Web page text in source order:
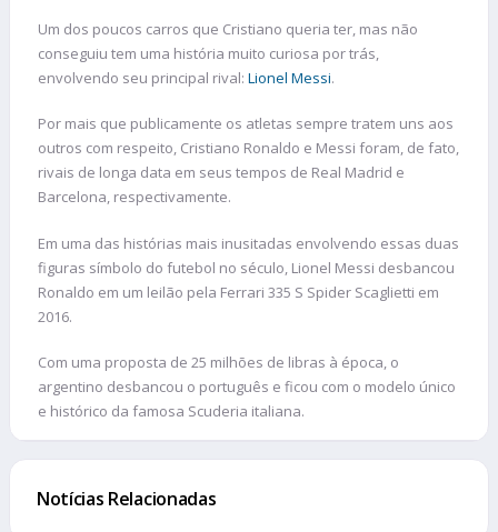
Um dos poucos carros que Cristiano queria ter, mas não
conseguiu tem uma história muito curiosa por trás,
envolvendo seu principal rival: Lionel Messi.
Por mais que publicamente os atletas sempre tratem uns aos
outros com respeito, Cristiano Ronaldo e Messi foram, de fato,
rivais de longa data em seus tempos de Real Madrid e
Barcelona, respectivamente.
Em uma das histórias mais inusitadas envolvendo essas duas
figuras símbolo do futebol no século, Lionel Messi desbancou
Ronaldo em um leilão pela Ferrari 335 S Spider Scaglietti em
2016.
Com uma proposta de 25 milhões de libras à época, o
argentino desbancou o português e ficou com o modelo único
e histórico da famosa Scuderia italiana.
Notícias Relacionadas